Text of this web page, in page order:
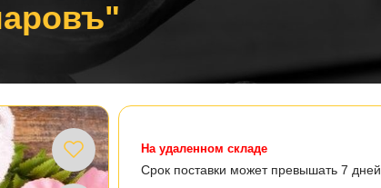
На удаленном складе
Срок поставки может превышать 7 дней